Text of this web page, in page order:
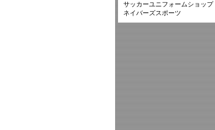
サッカーユニフォームショップ
ネイバーズスポーツ